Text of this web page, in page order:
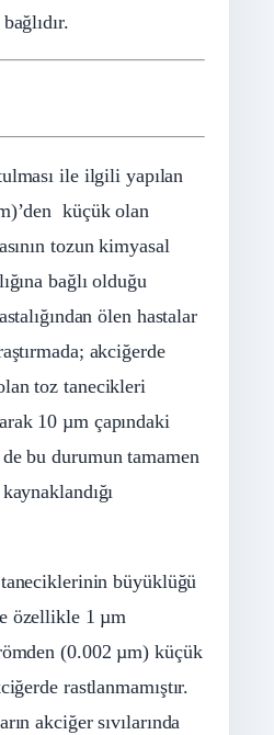
ile ilgili yapılan
küçük olan
tozun kimyasal
bağlı olduğu
ölen hastalar
akciğerde
toz tanecikleri
10 µm çapındaki
bu durumun tamamen
büyüklüğü
özellikle 1 µm
(0.002 µm) küçük
rastlanmamıştır.
akciğer sıvılarında